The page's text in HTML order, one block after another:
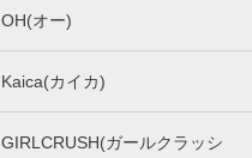
OH(オー)
Kaica(カイカ)
GIRLCRUSH(ガールクラッシ